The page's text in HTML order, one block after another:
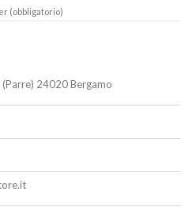
(obbligatorio)
24020 Bergamo